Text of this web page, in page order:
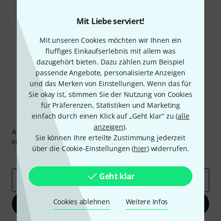
Mit Liebe serviert!
Mit unseren Cookies möchten wir Ihnen ein
fluffiges Einkaufserlebnis mit allem was
dazugehört bieten. Dazu zählen zum Beispiel
passende Angebote, personalisierte Anzeigen
und das Merken von Einstellungen. Wenn das für
Sie okay ist, stimmen Sie der Nutzung von Cookies
für Präferenzen, Statistiken und Marketing
einfach durch einen Klick auf „Geht klar“ zu (alle
anzeigen).
Sie können Ihre erteilte Zustimmung jederzeit
über die Cookie-Einstellungen (hier) widerrufen.
Geht klar
Cookies ablehnen Weitere Infos
Teilen Hilfe & Feedback
Thomann Newsletter
Abonniere den Thomann Newsletter und gewinne mit
etwas Glück einen von 50 Gutscheinenüber jeweils50€
Inspirierende Beiträge
Deals Thomann Insights
E-Mail-Adresse
Jetzt anmelden